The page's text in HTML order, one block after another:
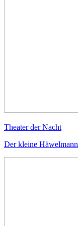
Theater der Nacht
Der kleine Häwelmann